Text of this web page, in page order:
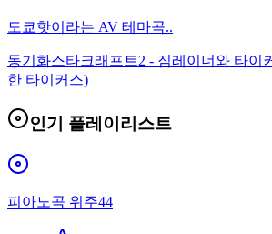
도쿄핫이라는 AV 테마곡..
동기화스타크래프트2 - 짐레이너와 타이
한 타이커스)
인기 플레이리스트
피아노곡 위주44